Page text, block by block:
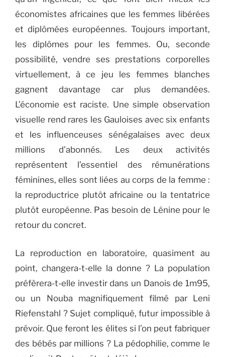
économistes africaines que les femmes libérées
et diplômées européennes. Toujours important,
les diplômes pour les femmes. Ou, seconde
possibilité, vendre ses prestations corporelles
virtuellement, à ce jeu les femmes blanches
gagnent davantage car plus demandées.
L’économie est raciste. Une simple observation
visuelle rend rares les Gauloises avec six enfants
et les influenceuses sénégalaises avec deux
millions d’abonnés. Les deux activités
représentent l’essentiel des rémunérations
féminines, elles sont liées au corps de la femme :
la reproductrice plutôt africaine ou la tentatrice
plutôt européenne. Pas besoin de Lénine pour le
retour du concret.
La reproduction en laboratoire, quasiment au
point, changera-t-elle la donne ? La population
préfèrera-t-elle investir dans un Danois de 1m95,
ou un Nouba magnifiquement filmé par Leni
Riefenstahl ? Sujet compliqué, futur impossible à
prévoir. Que feront les élites si l’on peut fabriquer
des bébés par millions ? La pédophilie, comme le